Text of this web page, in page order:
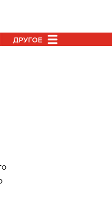
ДРУГОЕ